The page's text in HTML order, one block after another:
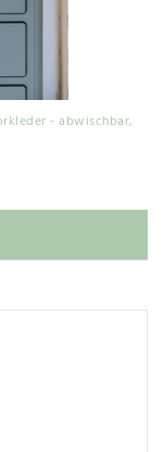
- abwischbar,